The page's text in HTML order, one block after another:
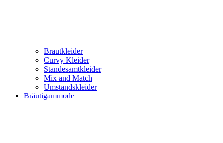
Brautkleider
Curvy Kleider
Standesamtkleider
Mix and Match
Umstandskleider
Bräutigammode